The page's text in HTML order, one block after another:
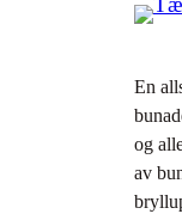
En
og
av